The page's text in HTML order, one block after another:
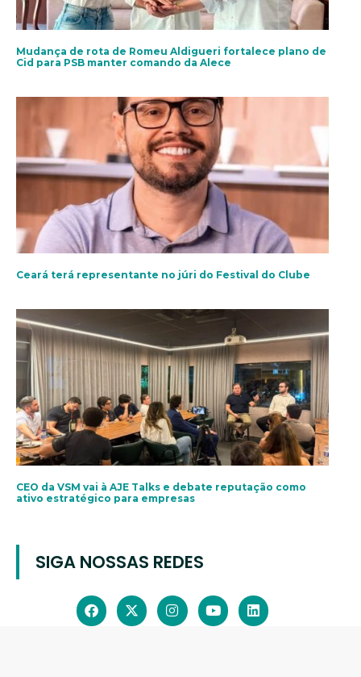
Mudança de rota de Romeu Aldigueri fortalece plano de
Cid para PSB manter comando da Alece
Ceará terá representante no júri do Festival do Clube
CEO da VSM vai à AJE Talks e debate reputação como
ativo estratégico para empresas
SIGA NOSSAS REDES